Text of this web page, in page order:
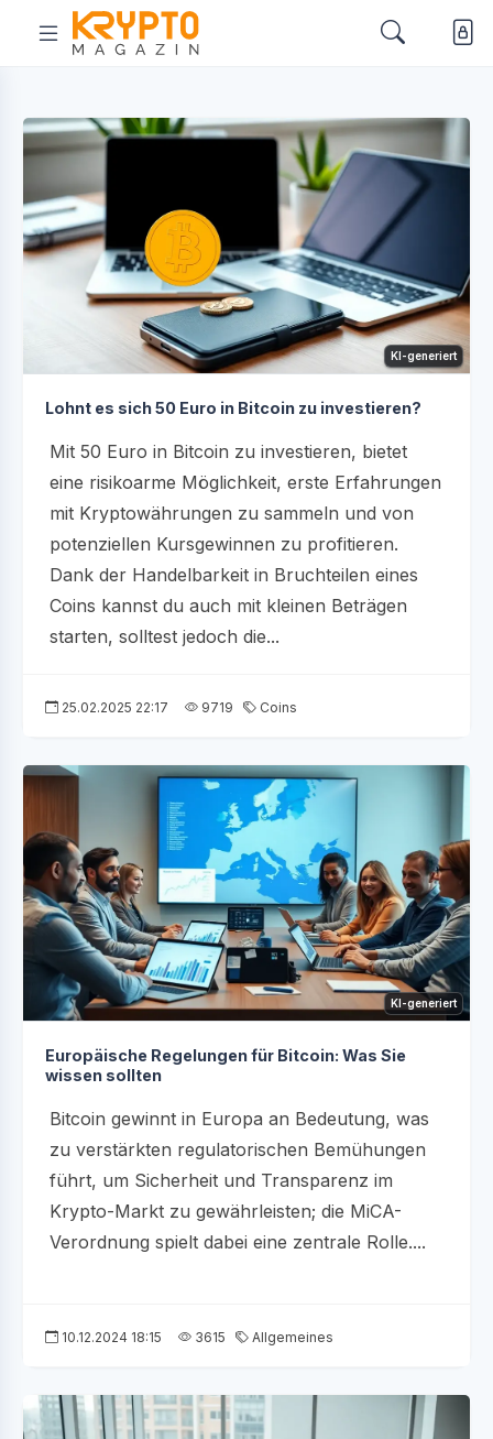
KI-generiert
Lohnt es sich 50 Euro in Bitcoin zu investieren?
Mit 50 Euro in Bitcoin zu investieren, bietet
eine risikoarme Möglichkeit, erste Erfahrungen
mit Kryptowährungen zu sammeln und von
potenziellen Kursgewinnen zu profitieren.
Dank der Handelbarkeit in Bruchteilen eines
Coins kannst du auch mit kleinen Beträgen
starten, solltest jedoch die...
25.02.2025 22:17 9719 Coins
KI-generiert
Europäische Regelungen für Bitcoin: Was Sie
wissen sollten
Bitcoin gewinnt in Europa an Bedeutung, was
zu verstärkten regulatorischen Bemühungen
führt, um Sicherheit und Transparenz im
Krypto-Markt zu gewährleisten; die MiCA-
Verordnung spielt dabei eine zentrale Rolle....
10.12.2024 18:15 3615 Allgemeines